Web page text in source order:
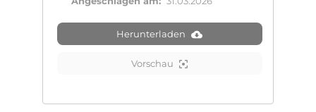
Herunterladen
Vorschau